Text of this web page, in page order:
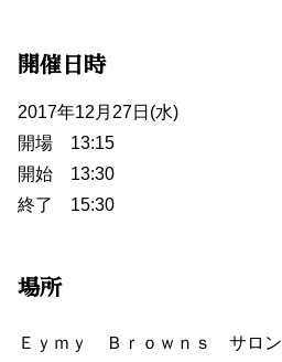
開催日時
2017年12月27日(水)
開場 13:15
開始 13:30
終了 15:30
場所
Ｅｙｍｙ Ｂｒｏｗｎｓ サロン